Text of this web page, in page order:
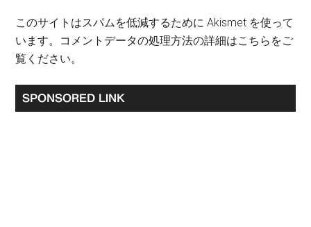
このサイトはスパムを低減するために Akismet を使って
います。 コメントデータの処理方法の詳細はこちらをご
覧ください。
最
SPONSORED LINK